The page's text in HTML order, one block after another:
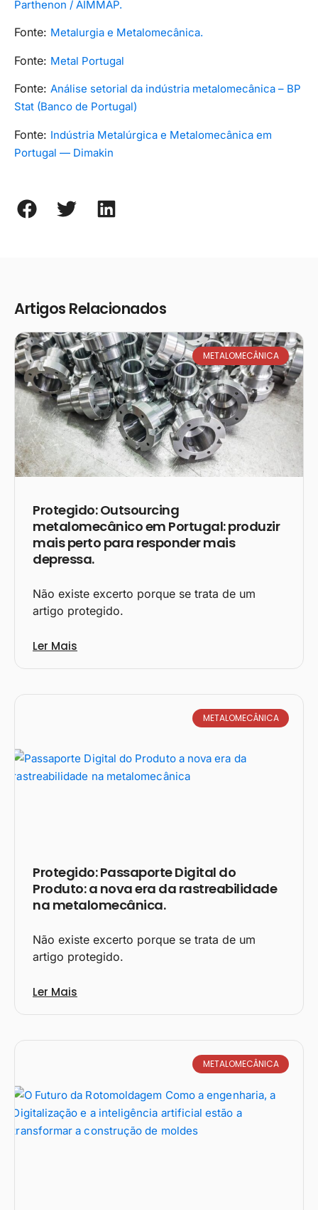
Parthenon / AIMMAP.
Fonte: Metalurgia e Metalomecânica.
Fonte: Metal Portugal
Fonte: Análise setorial da indústria metalomecânica – BP
Stat (Banco de Portugal)
Fonte: Indústria Metalúrgica e Metalomecânica em
Portugal — Dimakin
Artigos Relacionados
METALOMECÂNICA
Protegido: Outsourcing
metalomecânico em Portugal: produzir
mais perto para responder mais
depressa.
Não existe excerto porque se trata de um
artigo protegido.
Ler Mais
METALOMECÂNICA
Protegido: Passaporte Digital do
Produto: a nova era da rastreabilidade
na metalomecânica.
Não existe excerto porque se trata de um
artigo protegido.
Ler Mais
METALOMECÂNICA